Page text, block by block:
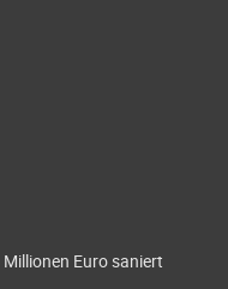
Euro saniert